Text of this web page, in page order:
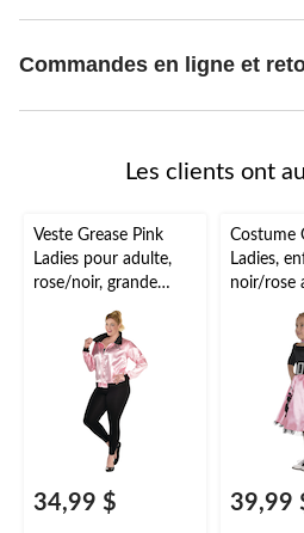
Commandes en ligne et
Les clients ont
Veste Grease Pink
Ladies pour adulte,
rose/noir, grande
taille, accessoire de
costume à porter
pour l'Halloween
34,99 $
Costume
Ladies,
noir/rose
bandeau
tailles
39,99